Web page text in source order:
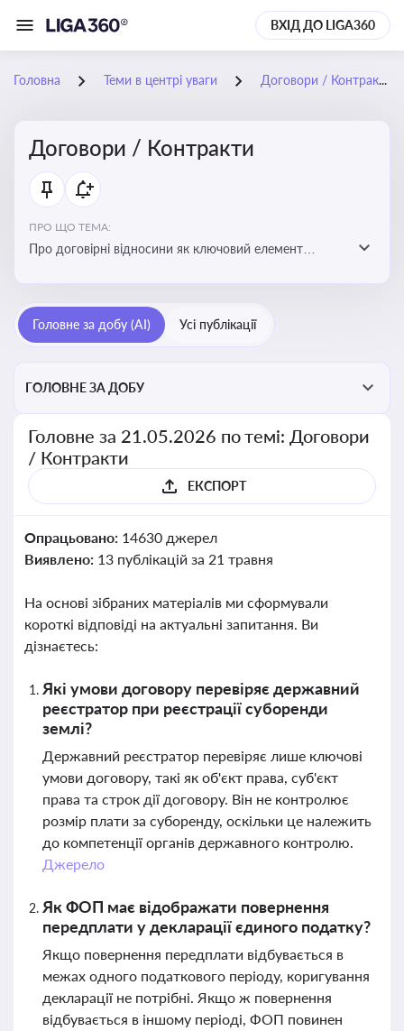
ВХІД ДО LIGA360
Головна Теми в центрі уваги Договори / Контракти
Договори / Контракти
ПРО ЩО ТЕМА:
Про договірні відносини як ключовий елемент
зобов’язань за договором та розірвання договору
Головне за добу (AI) Усі публікації
ГОЛОВНЕ ЗА ДОБУ
Головне за 21.05.2026 по темі: Договори
/ Контракти
ЕКСПОРТ
Опрацьовано: 14630 джерел
Виявлено: 13 публікацій за 21 травня
На основі зібраних матеріалів ми сформували
короткі відповіді на актуальні запитання. Ви
дізнаєтесь:
Які умови договору перевіряє державний
реєстратор при реєстрації суборенди
землі?
Державний реєстратор перевіряє лише ключові
умови договору, такі як об'єкт права, суб'єкт
права та строк дії договору. Він не контролює
розмір плати за суборенду, оскільки це належить
до компетенції органів державного контролю.
Джерело
Як ФОП має відображати повернення
передплати у декларації єдиного податку?
Якщо повернення передплати відбувається в
межах одного податкового періоду, коригування
декларації не потрібні. Якщо ж повернення
відбувається в іншому періоді, ФОП повинен